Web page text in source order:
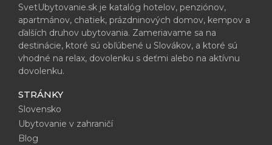
SvetUbytovanie.sk je katalóg hotelov, penziónov,
apartmánov, chatiek, prázdninových domov, kempov a
ďalších druhov ubytovania. Zameriavame sa na
destinácie, ktoré sú obľúbené u Slovákov, a ktoré sú
vhodné na relax, dovolenku s deťmi alebo na aktívnu
dovolenku.
STRÁNKY
Slovensko
Ubytovanie v zahraničí
Blog